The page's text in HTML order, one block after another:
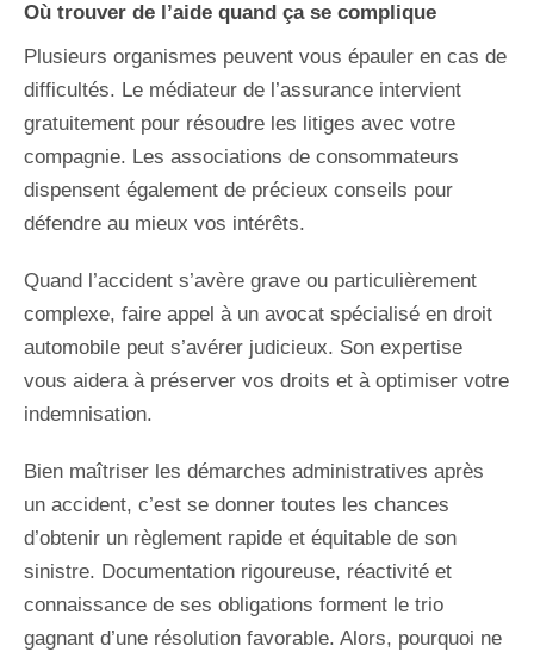
Où trouver de l’aide quand ça se complique
Plusieurs organismes peuvent vous épauler en cas de
difficultés. Le médiateur de l’assurance intervient
gratuitement pour résoudre les litiges avec votre
compagnie. Les associations de consommateurs
dispensent également de précieux conseils pour
défendre au mieux vos intérêts.
Quand l’accident s’avère grave ou particulièrement
complexe, faire appel à un avocat spécialisé en droit
automobile peut s’avérer judicieux. Son expertise
vous aidera à préserver vos droits et à optimiser votre
indemnisation.
Bien maîtriser les démarches administratives après
un accident, c’est se donner toutes les chances
d’obtenir un règlement rapide et équitable de son
sinistre. Documentation rigoureuse, réactivité et
connaissance de ses obligations forment le trio
gagnant d’une résolution favorable. Alors, pourquoi ne